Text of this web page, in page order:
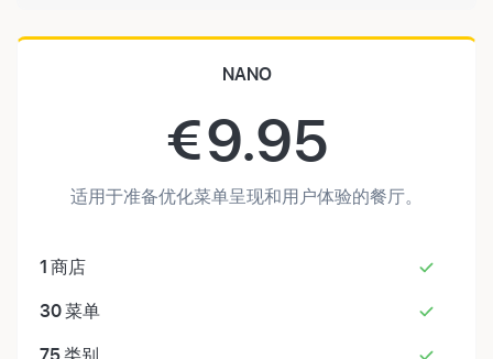
NANO
€9.95
适用于准备优化菜单呈现和用户体验的餐厅。
1 商店
30菜单